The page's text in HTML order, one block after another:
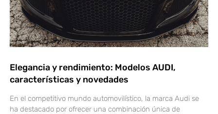
Elegancia y rendimiento: Modelos AUDI,
características y novedades
En el competitivo mundo automovilístico, la marca Audi se
ha destacado por ofrecer una combinación única de